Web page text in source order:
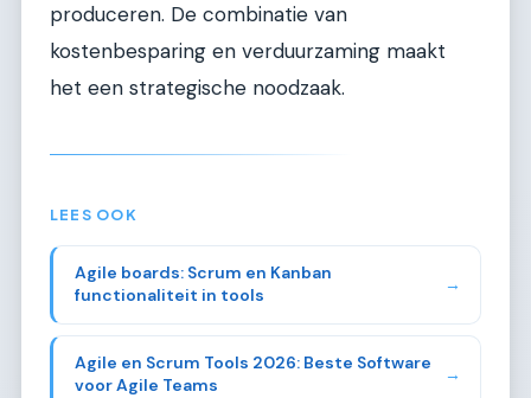
produceren. De combinatie van
kostenbesparing en verduurzaming maakt
het een strategische noodzaak.
LEES OOK
Agile boards: Scrum en Kanban
functionaliteit in tools
→
Agile en Scrum Tools 2026: Beste Software
voor Agile Teams
→